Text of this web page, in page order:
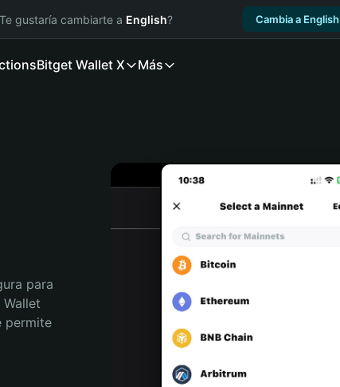
gustaría cambiarte a English? Cambia a English
Bitget Wallet X Más
para
permite